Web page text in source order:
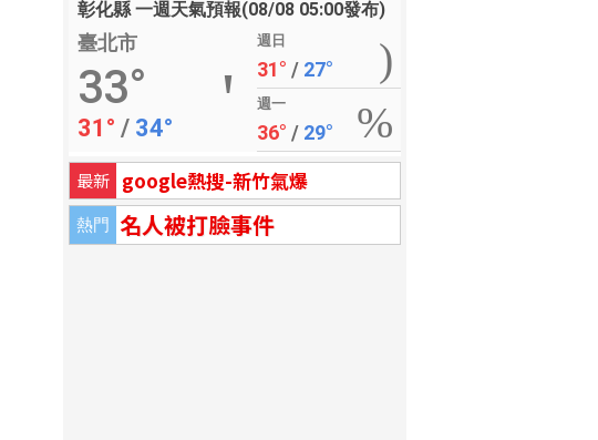
彰化縣 一週天氣預報(08/08 05:00發布)
臺北市
33°
31° / 34°
週日
31° / 27°
週一
36° / 29°
最新 google熱搜-新竹氣爆
熱門 名人被打臉事件